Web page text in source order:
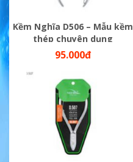
Kềm Nghĩa D506 – Mẫu kềm
thép chuyên dụng
95.000đ